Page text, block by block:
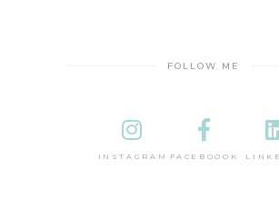
FOLLOW ME
INSTAGRAM FACEBOOOK